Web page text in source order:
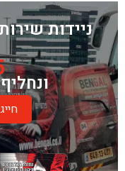
ניידות